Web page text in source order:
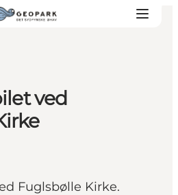
ved
Fuglsbølle Kirke.